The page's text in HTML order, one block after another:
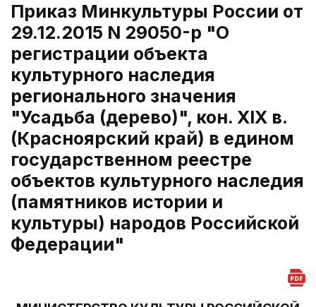
Приказ Минкультуры России от
29.12.2015 N 29050-р "О
регистрации объекта
культурного наследия
регионального значения
"Усадьба (дерево)", кон. XIX в.
(Красноярский край) в едином
государственном реестре
объектов культурного наследия
(памятников истории и
культуры) народов Российской
Федерации"